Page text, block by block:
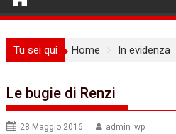
Tu sei qui Home In evidenza
Le bugie di Renzi
28 Maggio 2016 admin_wp